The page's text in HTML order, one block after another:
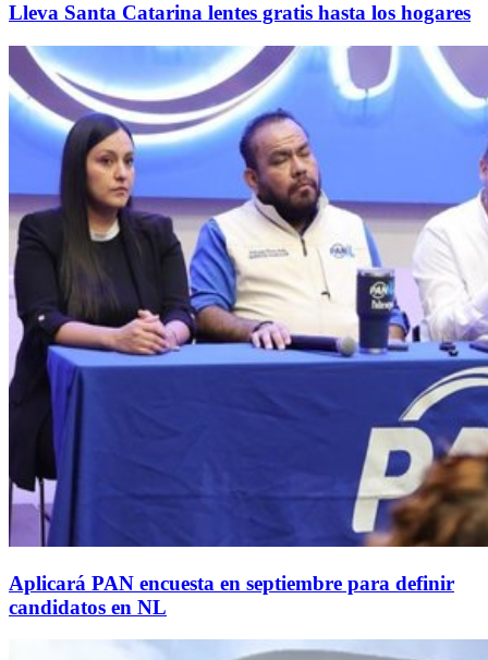
Lleva Santa Catarina lentes gratis hasta los hogares
Aplicará PAN encuesta en septiembre para definir
candidatos en NL